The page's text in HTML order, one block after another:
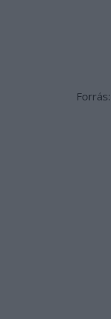
Forrás: